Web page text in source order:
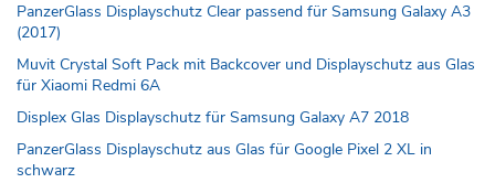
PanzerGlass Displayschutz Clear passend für Samsung Galaxy A3
(2017)
Muvit Crystal Soft Pack mit Backcover und Displayschutz aus Glas
für Xiaomi Redmi 6A
Displex Glas Displayschutz für Samsung Galaxy A7 2018
PanzerGlass Displayschutz aus Glas für Google Pixel 2 XL in
schwarz